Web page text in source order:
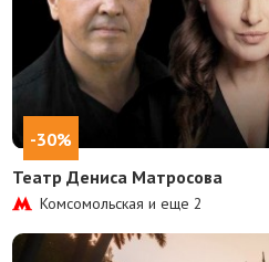
-30%
Театр Дениса Матросова
Комсомольская и еще2